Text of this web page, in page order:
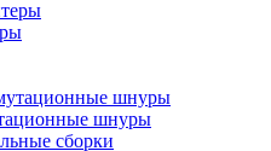
шнуры